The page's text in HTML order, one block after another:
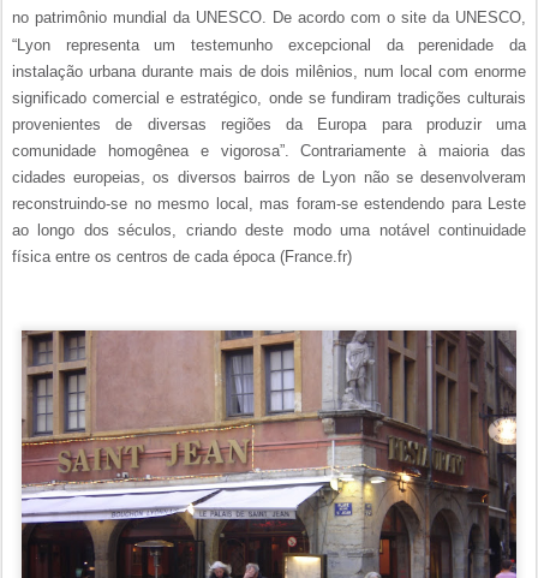
no patrimônio mundial da UNESCO. De acordo com o site da UNESCO,
“Lyon representa um testemunho excepcional da perenidade da
instalação urbana durante mais de dois milênios, num local com enorme
significado comercial e estratégico, onde se fundiram tradições culturais
provenientes de diversas regiões da Europa para produzir uma
comunidade homogênea e vigorosa”. Contrariamente à maioria das
cidades europeias, os diversos bairros de Lyon não se desenvolveram
reconstruindo-se no mesmo local, mas foram-se estendendo para Leste
ao longo dos séculos, criando deste modo uma notável continuidade
física entre os centros de cada época (France.fr)